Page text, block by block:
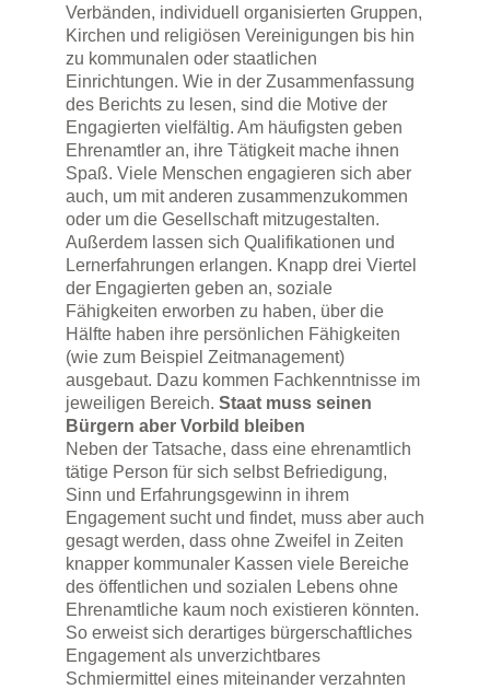
Verbänden, individuell organisierten Gruppen,
Kirchen und religiösen Vereinigungen bis hin
zu kommunalen oder staatlichen
Einrichtungen. Wie in der Zusammenfassung
des Berichts zu lesen, sind die Motive der
Engagierten vielfältig. Am häufigsten geben
Ehrenamtler an, ihre Tätigkeit mache ihnen
Spaß. Viele Menschen engagieren sich aber
auch, um mit anderen zusammenzukommen
oder um die Gesellschaft mitzugestalten.
Außerdem lassen sich Qualifikationen und
Lernerfahrungen erlangen. Knapp drei Viertel
der Engagierten geben an, soziale
Fähigkeiten erworben zu haben, über die
Hälfte haben ihre persönlichen Fähigkeiten
(wie zum Beispiel Zeitmanagement)
ausgebaut. Dazu kommen Fachkenntnisse im
jeweiligen Bereich. Staat muss seinen
Bürgern aber Vorbild bleiben
Neben der Tatsache, dass eine ehrenamtlich
tätige Person für sich selbst Befriedigung,
Sinn und Erfahrungsgewinn in ihrem
Engagement sucht und findet, muss aber auch
gesagt werden, dass ohne Zweifel in Zeiten
knapper kommunaler Kassen viele Bereiche
des öffentlichen und sozialen Lebens ohne
Ehrenamtliche kaum noch existieren könnten.
So erweist sich derartiges bürgerschaftliches
Engagement als unverzichtbares
Schmiermittel eines miteinander verzahnten